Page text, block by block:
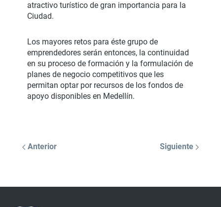
atractivo turístico de gran importancia para la
Ciudad.
Los mayores retos para éste grupo de
emprendedores serán entonces, la continuidad
en su proceso de formación y la formulación de
planes de negocio competitivos que les
permitan optar por recursos de los fondos de
apoyo disponibles en Medellín.
Anterior Siguiente